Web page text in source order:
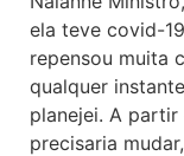
ela teve covid-
repensou muita
qualquer
planejei. A
precisaria